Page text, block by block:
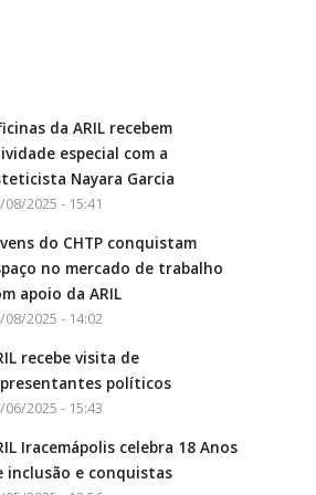
da ARIL recebem
especial com a
Nayara Garcia
08/2025 - 15:41
do CHTP conquistam
no mercado de trabalho
apoio da ARIL
08/2025 - 14:02
recebe visita de
políticos
06/2025 - 15:43
Iracemápolis celebra 18 Anos
inclusão e conquistas